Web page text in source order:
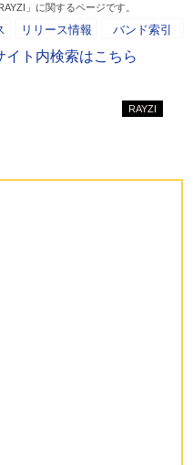
」に関するページです。
リリース情報 バンド索引
イト内検索はこちら
RAYZI